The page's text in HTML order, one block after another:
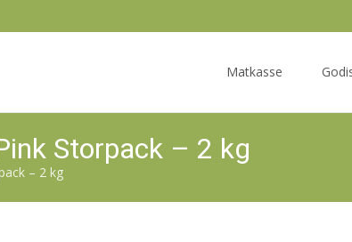
Matkasse
Storpack – 2 kg
– 2 kg